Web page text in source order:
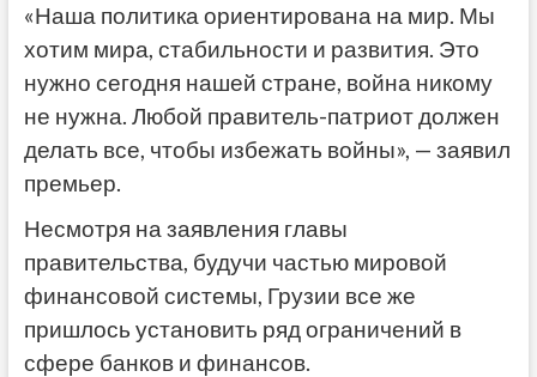
«Наша политика ориентирована на мир. Мы
хотим мира, стабильности и развития. Это
нужно сегодня нашей стране, война никому
не нужна. Любой правитель-патриот должен
делать все, чтобы избежать войны», — заявил
премьер.
Несмотря на заявления главы
правительства, будучи частью мировой
финансовой системы, Грузии все же
пришлось установить ряд ограничений в
сфере банков и финансов.